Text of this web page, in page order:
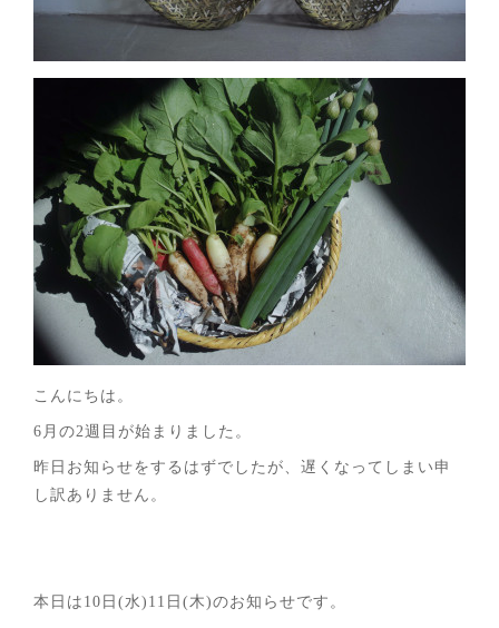
こんにちは。
6月の2週目が始まりました。
昨日お知らせをするはずでしたが、遅くなってしまい申
し訳ありません。
本日は10日(水)11日(木)のお知らせです。